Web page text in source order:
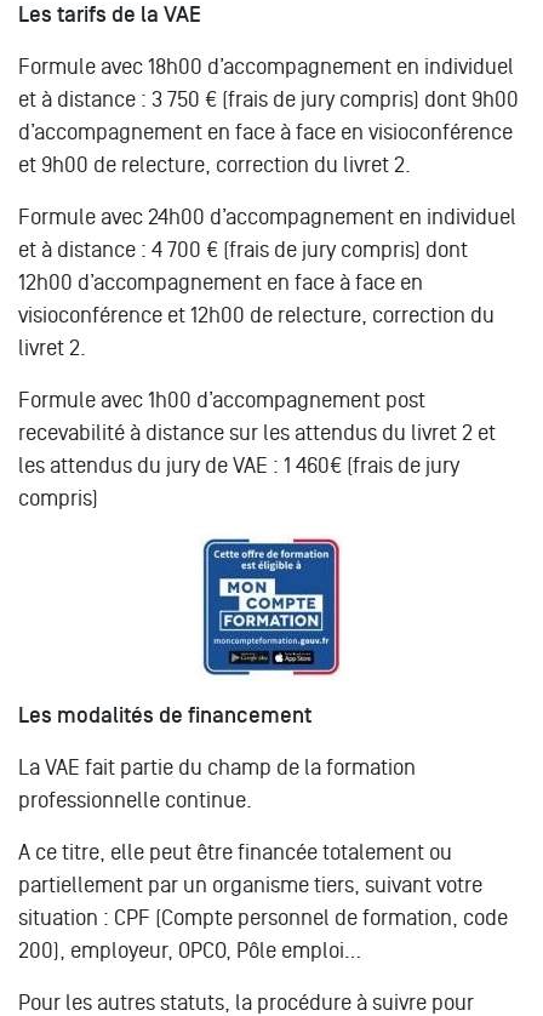
Les tarifs de la VAE
Formule avec 18h00 d’accompagnement en individuel
et à distance : 3 750 € (frais de jury compris) dont 9h00
d’accompagnement en face à face en visioconférence
et 9h00 de relecture, correction du livret 2.
Formule avec 24h00 d’accompagnement en individuel
et à distance : 4 700 € (frais de jury compris) dont
12h00 d’accompagnement en face à face en
visioconférence et 12h00 de relecture, correction du
livret 2.
Formule avec 1h00 d’accompagnement post
recevabilité à distance sur les attendus du livret 2 et
les attendus du jury de VAE : 1 460€ (frais de jury
compris)
Les modalités de financement
La VAE fait partie du champ de la formation
professionnelle continue.
A ce titre, elle peut être financée totalement ou
partiellement par un organisme tiers, suivant votre
situation : CPF (Compte personnel de formation, code
200), employeur, OPCO, Pôle emploi…
Pour les autres statuts, la procédure à suivre pour